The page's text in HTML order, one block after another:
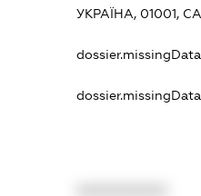
УКРАЇНА, 01001,
dossier.missingData
dossier.missingData